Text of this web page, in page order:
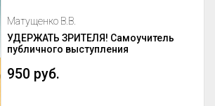
Матущенко В.В.
УДЕРЖАТЬ ЗРИТЕЛЯ! Самоучитель
публичного выступления
950 руб.